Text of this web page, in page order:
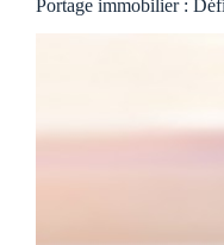
Portage immobilier :